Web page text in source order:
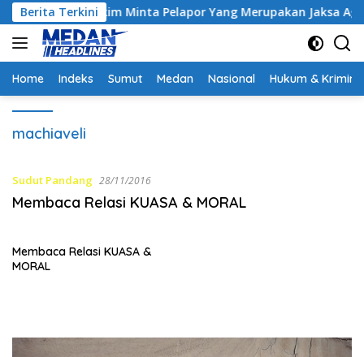
Langsung
ke
konten
Berita Terkini
Hakim Minta Pelapor Yang Merupakan Jaksa Agar
Home Indeks Sumut Medan Nasional Hukum &
machiaveli
Sudut Pandang 28/11/2016
Membaca Relasi KUASA & MORAL
Membaca Relasi KUASA &
MORAL